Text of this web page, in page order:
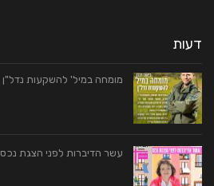
דעות
מומחה במיל' להשקעות נדל"ן
עשר הדיברות לפני הצגת נכס